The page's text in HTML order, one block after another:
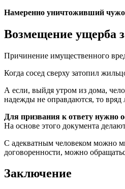
Намеренно уничтоживший
Возмещение ущерба
Причинение имущественного
Когда сосед сверху затопил
А если, выйдя утром из дома,
надежды не оправдаются, то
Для призвания к ответу нужно
На основе этого документа
С адекватным человеком можно
договоренности, можно
Заключение